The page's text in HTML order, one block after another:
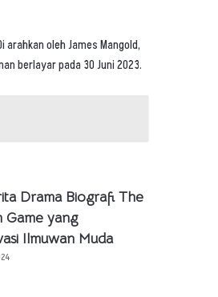
oleh James Mangold,
berlayar pada 30 Juni 2023.
Drama Biografi The
Game yang
Ilmuwan Muda